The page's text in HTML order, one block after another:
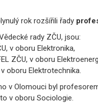
rok rozšířili řady
rady ZČU, jsou:
v oboru Elektronika,
ZČU, v oboru
oboru Elektrotechnika.
v Olomouci byl
v oboru Sociologie.